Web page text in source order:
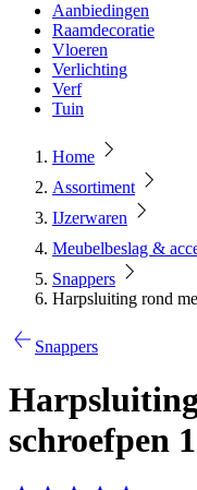
Aanbiedingen
Raamdecoratie
Vloeren
Verlichting
Verf
Tuin
Home
Assortiment
IJzerwaren
Meubelbeslag &
Snappers
Harpsluiting rond
Snappers
schroefpen